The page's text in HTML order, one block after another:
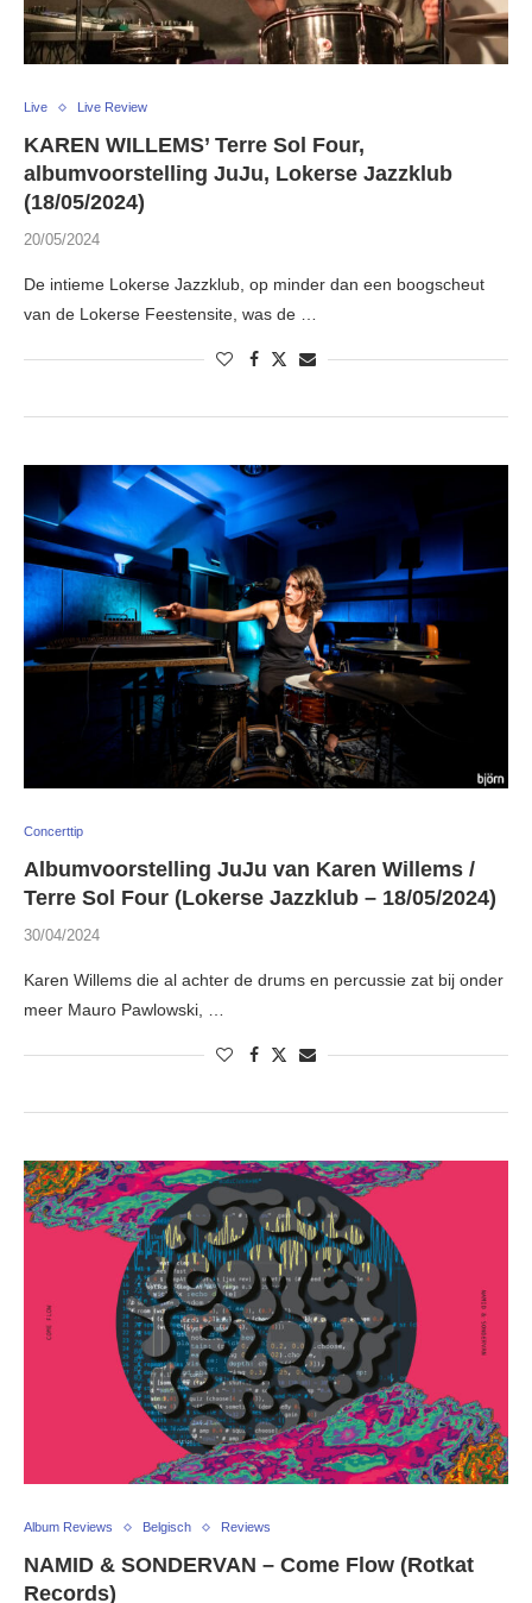
Live Live Review
KAREN WILLEMS’ Terre Sol Four,
albumvoorstelling JuJu, Lokerse Jazzklub
(18/05/2024)
20/05/2024
De intieme Lokerse Jazzklub, op minder dan een boogscheut
van de Lokerse Feestensite, was de …
Concerttip
Albumvoorstelling JuJu van Karen Willems /
Terre Sol Four (Lokerse Jazzklub – 18/05/2024)
30/04/2024
Karen Willems die al achter de drums en percussie zat bij onder
meer Mauro Pawlowski, …
Album Reviews Belgisch Reviews
NAMID & SONDERVAN – Come Flow (Rotkat
Records)